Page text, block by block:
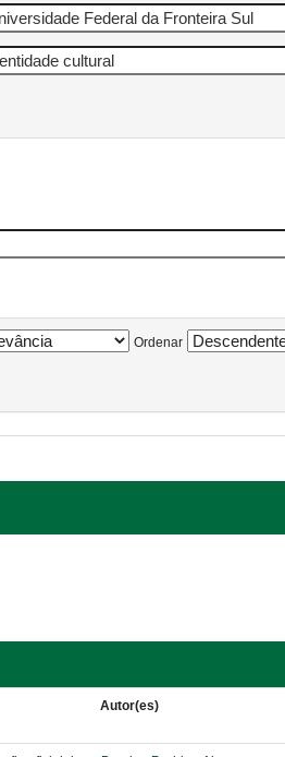
Ordenar
Autor(es)